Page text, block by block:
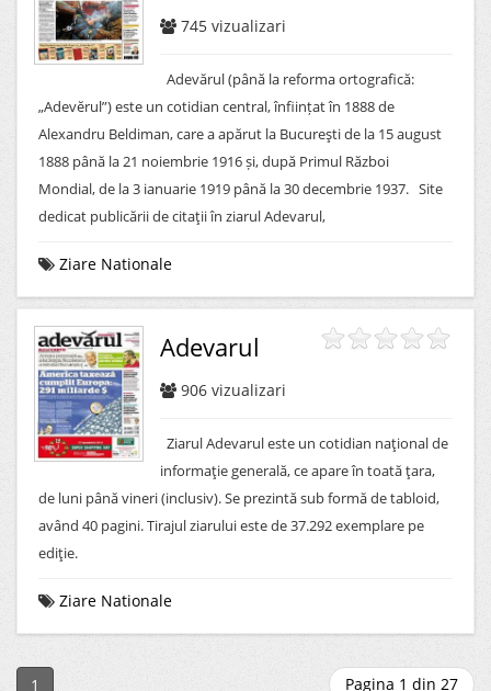
745 vizualizari
Adevărul (până la reforma ortografică:
„Adevĕrul”) este un cotidian central, înființat în 1888 de
Alexandru Beldiman, care a apărut la Bucureşti de la 15 august
1888 până la 21 noiembrie 1916 și, după Primul Război
Mondial, de la 3 ianuarie 1919 până la 30 decembrie 1937. Site
dedicat publicării de citaţii în ziarul Adevarul,
Ziare Nationale
Adevarul
906 vizualizari
Ziarul Adevarul este un cotidian naţional de
informaţie generală, ce apare în toată ţara,
de luni până vineri (inclusiv). Se prezintă sub formă de tabloid,
având 40 pagini. Tirajul ziarului este de 37.292 exemplare pe
ediţie.
Ziare Nationale
1 Pagina 1 din 27